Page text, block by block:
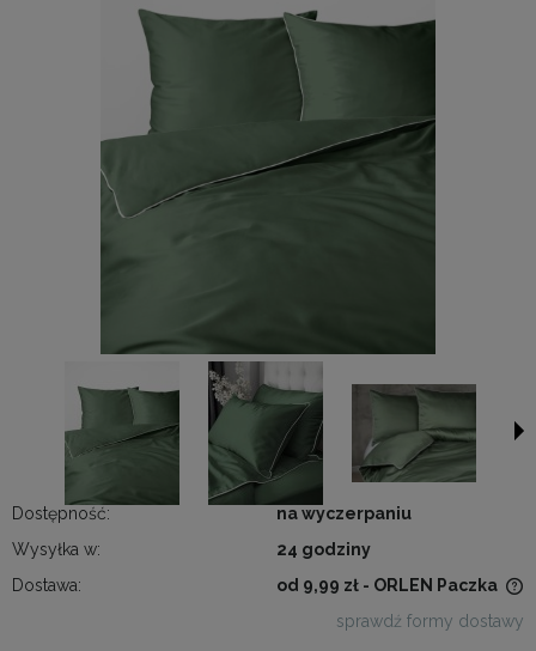
Dostępność:
na wyczerpaniu
Wysyłka w:
24 godziny
Dostawa:
od 9,99 zł - ORLEN Paczka
sprawdź formy dostawy